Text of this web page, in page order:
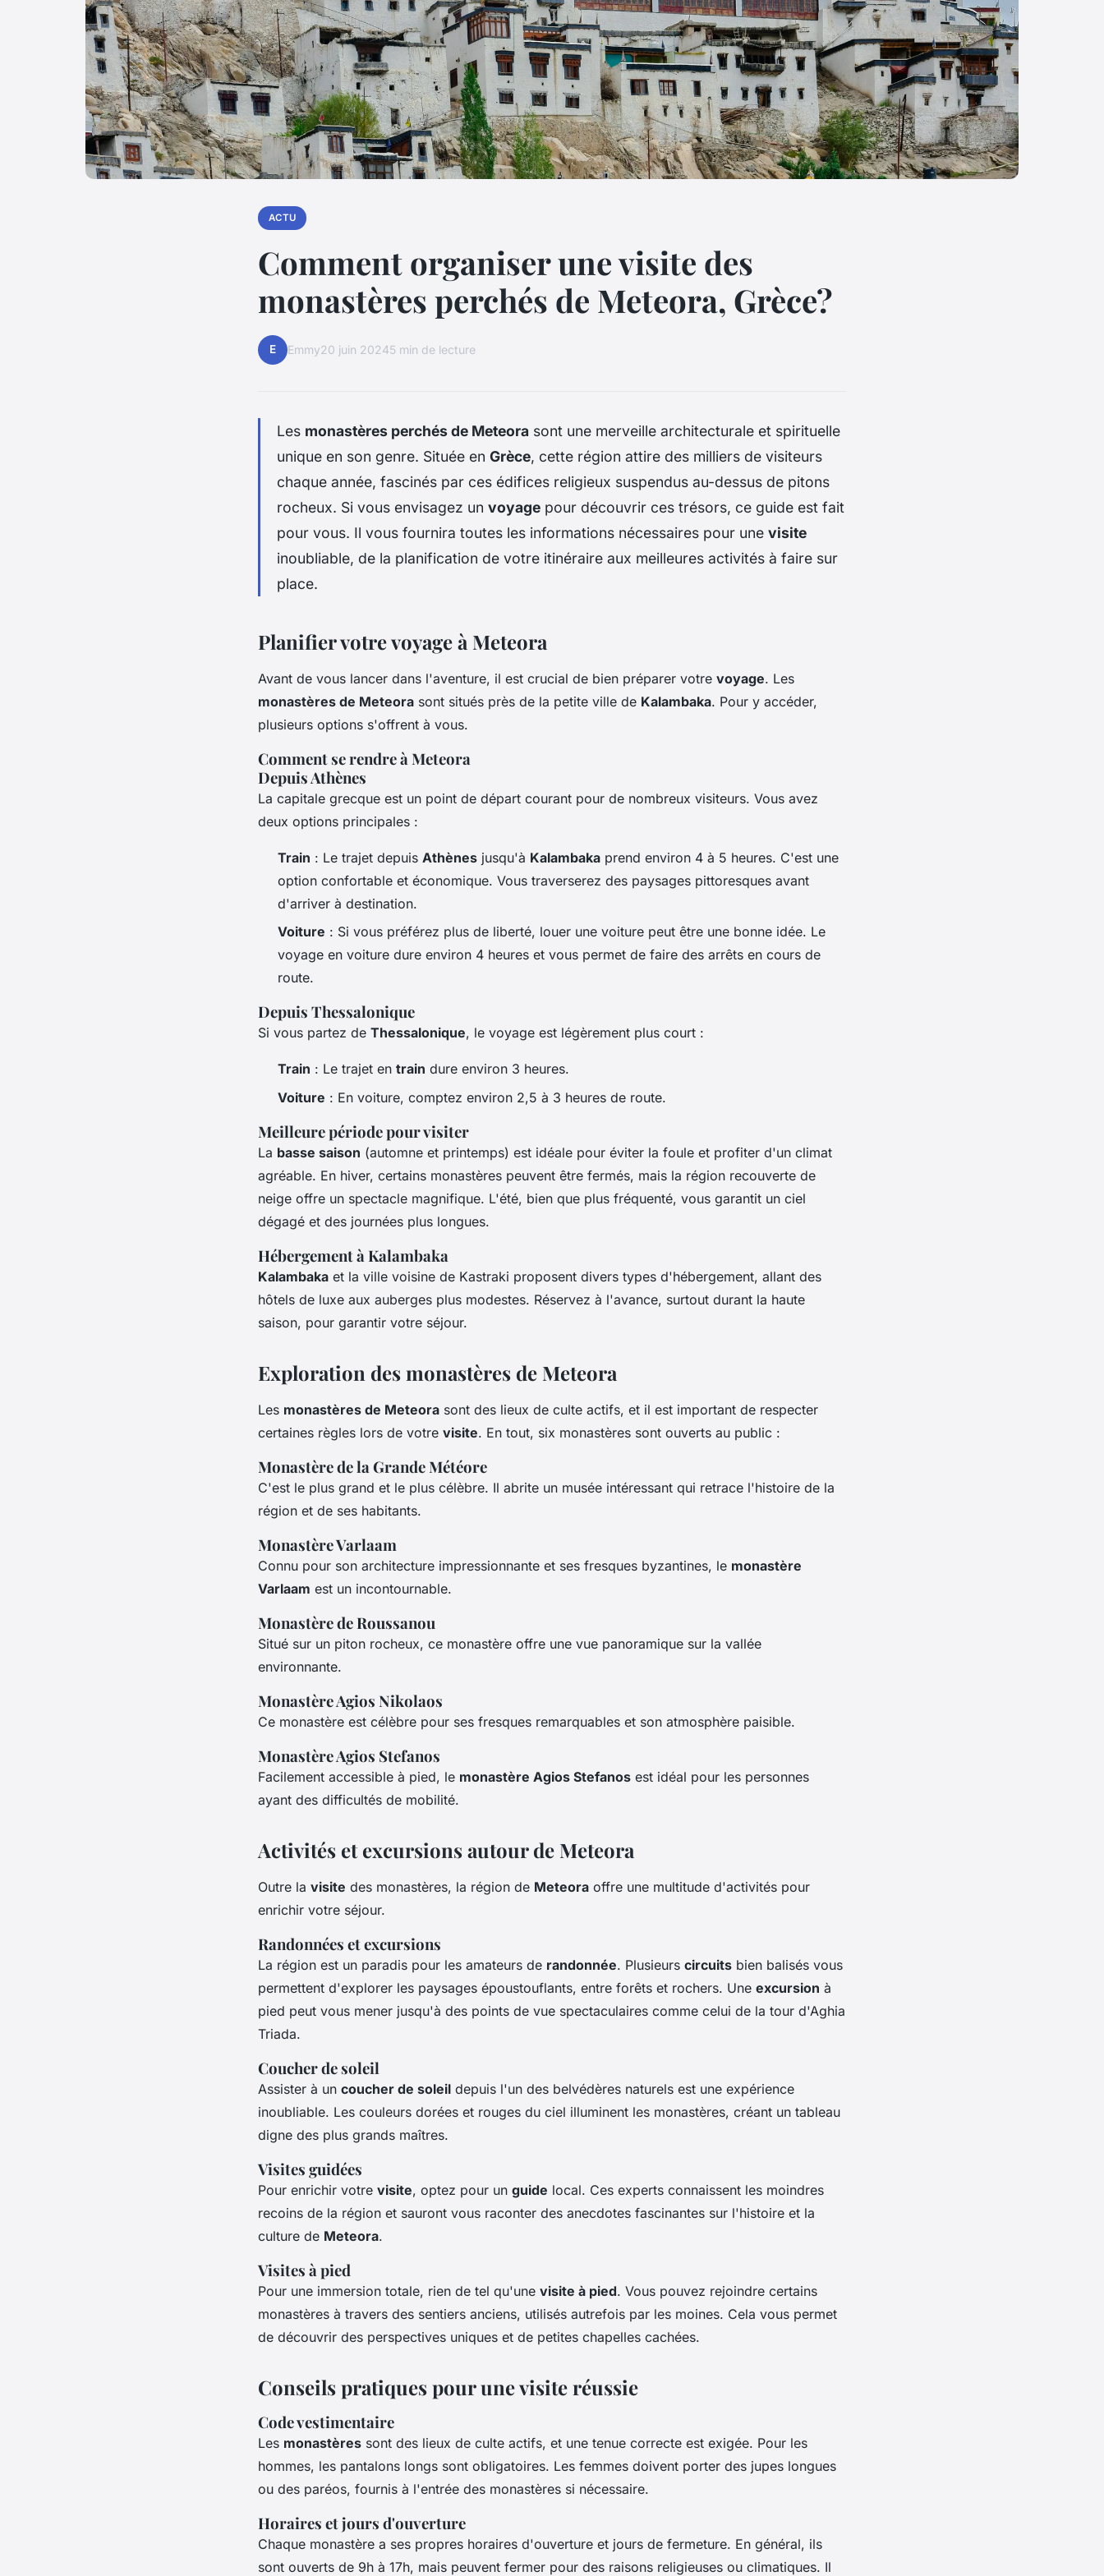
ACTU
Comment organiser une visite des
monastères perchés de Meteora, Grèce?
E Emmy20 juin 20245 min de lecture
Les monastères perchés de Meteora sont une merveille architecturale et spirituelle
unique en son genre. Située en Grèce, cette région attire des milliers de visiteurs
chaque année, fascinés par ces édifices religieux suspendus au-dessus de pitons
rocheux. Si vous envisagez un voyage pour découvrir ces trésors, ce guide est fait
pour vous. Il vous fournira toutes les informations nécessaires pour une visite
inoubliable, de la planification de votre itinéraire aux meilleures activités à faire sur
place.
Planifier votre voyage à Meteora
Avant de vous lancer dans l'aventure, il est crucial de bien préparer votre voyage. Les
monastères de Meteora sont situés près de la petite ville de Kalambaka. Pour y accéder,
plusieurs options s'offrent à vous.
Comment se rendre à Meteora
Depuis Athènes
La capitale grecque est un point de départ courant pour de nombreux visiteurs. Vous avez
deux options principales :
Train : Le trajet depuis Athènes jusqu'à Kalambaka prend environ 4 à 5 heures. C'est une
option confortable et économique. Vous traverserez des paysages pittoresques avant
d'arriver à destination.
Voiture : Si vous préférez plus de liberté, louer une voiture peut être une bonne idée. Le
voyage en voiture dure environ 4 heures et vous permet de faire des arrêts en cours de
route.
Depuis Thessalonique
Si vous partez de Thessalonique, le voyage est légèrement plus court :
Train : Le trajet en train dure environ 3 heures.
Voiture : En voiture, comptez environ 2,5 à 3 heures de route.
Meilleure période pour visiter
La basse saison (automne et printemps) est idéale pour éviter la foule et profiter d'un climat
agréable. En hiver, certains monastères peuvent être fermés, mais la région recouverte de
neige offre un spectacle magnifique. L'été, bien que plus fréquenté, vous garantit un ciel
dégagé et des journées plus longues.
Hébergement à Kalambaka
Kalambaka et la ville voisine de Kastraki proposent divers types d'hébergement, allant des
hôtels de luxe aux auberges plus modestes. Réservez à l'avance, surtout durant la haute
saison, pour garantir votre séjour.
Exploration des monastères de Meteora
Les monastères de Meteora sont des lieux de culte actifs, et il est important de respecter
certaines règles lors de votre visite. En tout, six monastères sont ouverts au public :
Monastère de la Grande Météore
C'est le plus grand et le plus célèbre. Il abrite un musée intéressant qui retrace l'histoire de la
région et de ses habitants.
Monastère Varlaam
Connu pour son architecture impressionnante et ses fresques byzantines, le monastère
Varlaam est un incontournable.
Monastère de Roussanou
Situé sur un piton rocheux, ce monastère offre une vue panoramique sur la vallée
environnante.
Monastère Agios Nikolaos
Ce monastère est célèbre pour ses fresques remarquables et son atmosphère paisible.
Monastère Agios Stefanos
Facilement accessible à pied, le monastère Agios Stefanos est idéal pour les personnes
ayant des difficultés de mobilité.
Activités et excursions autour de Meteora
Outre la visite des monastères, la région de Meteora offre une multitude d'activités pour
enrichir votre séjour.
Randonnées et excursions
La région est un paradis pour les amateurs de randonnée. Plusieurs circuits bien balisés vous
permettent d'explorer les paysages époustouflants, entre forêts et rochers. Une excursion à
pied peut vous mener jusqu'à des points de vue spectaculaires comme celui de la tour d'Aghia
Triada.
Coucher de soleil
Assister à un coucher de soleil depuis l'un des belvédères naturels est une expérience
inoubliable. Les couleurs dorées et rouges du ciel illuminent les monastères, créant un tableau
digne des plus grands maîtres.
Visites guidées
Pour enrichir votre visite, optez pour un guide local. Ces experts connaissent les moindres
recoins de la région et sauront vous raconter des anecdotes fascinantes sur l'histoire et la
culture de Meteora.
Visites à pied
Pour une immersion totale, rien de tel qu'une visite à pied. Vous pouvez rejoindre certains
monastères à travers des sentiers anciens, utilisés autrefois par les moines. Cela vous permet
de découvrir des perspectives uniques et de petites chapelles cachées.
Conseils pratiques pour une visite réussie
Code vestimentaire
Les monastères sont des lieux de culte actifs, et une tenue correcte est exigée. Pour les
hommes, les pantalons longs sont obligatoires. Les femmes doivent porter des jupes longues
ou des paréos, fournis à l'entrée des monastères si nécessaire.
Horaires et jours d'ouverture
Chaque monastère a ses propres horaires d'ouverture et jours de fermeture. En général, ils
sont ouverts de 9h à 17h, mais peuvent fermer pour des raisons religieuses ou climatiques. Il